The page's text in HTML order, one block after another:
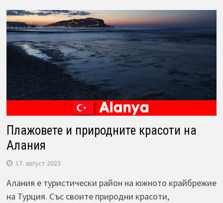
Плажовете и природните красоти на
Алания
17. август 2023
Алания е туристически район на южното крайбрежие
на Турция. Със своите природни красоти,